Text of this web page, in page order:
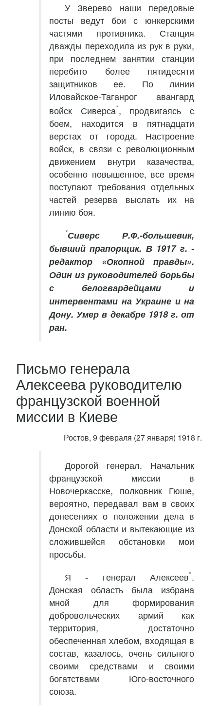
У Зверево наши передовые
посты ведут бои с юнкерскими
частями противника. Станция
дважды переходила из рук в руки,
при последнем занятии станции
перебито более пятидесяти
защитников ее. По линии
Иловайское-Таганрог авангард
войск Сиверса*, продвигаясь с
боем, находится в пятнадцати
верстах от города. Настроение
войск, в связи с революционным
движением внутри казачества,
особенно повышенное, все время
поступают требования отдельных
частей резерва выслать их на
линию боя.
*Сиверс Р.Ф.-большевик,
бывший прапорщик. В 1917 г. -
редактор «Окопной правды».
Один из руководителей борьбы
с белогвардейцами и
интервентами на Украине и на
Дону. Умер в декабре 1918 г. от
ран.
Письмо генерала
Алексеева руководителю
французской военной
миссии в Киеве
Ростов, 9 февраля (27 января) 1918 г.
Дорогой генерал. Начальник
французской миссии в
Новочеркасске, полковник Гюше,
вероятно, передавал вам в своих
донесениях о положении дела в
Донской области и вытекающие из
сложившейся обстановки мои
просьбы.
Я - генерал Алексеев*.
Донская область была избрана
мной для формирования
добровольческих армий как
территория, достаточно
обеспеченная хлебом, входящая в
состав, казалось, очень сильного
своими средствами и своими
богатствами Юго-восточного
союза.